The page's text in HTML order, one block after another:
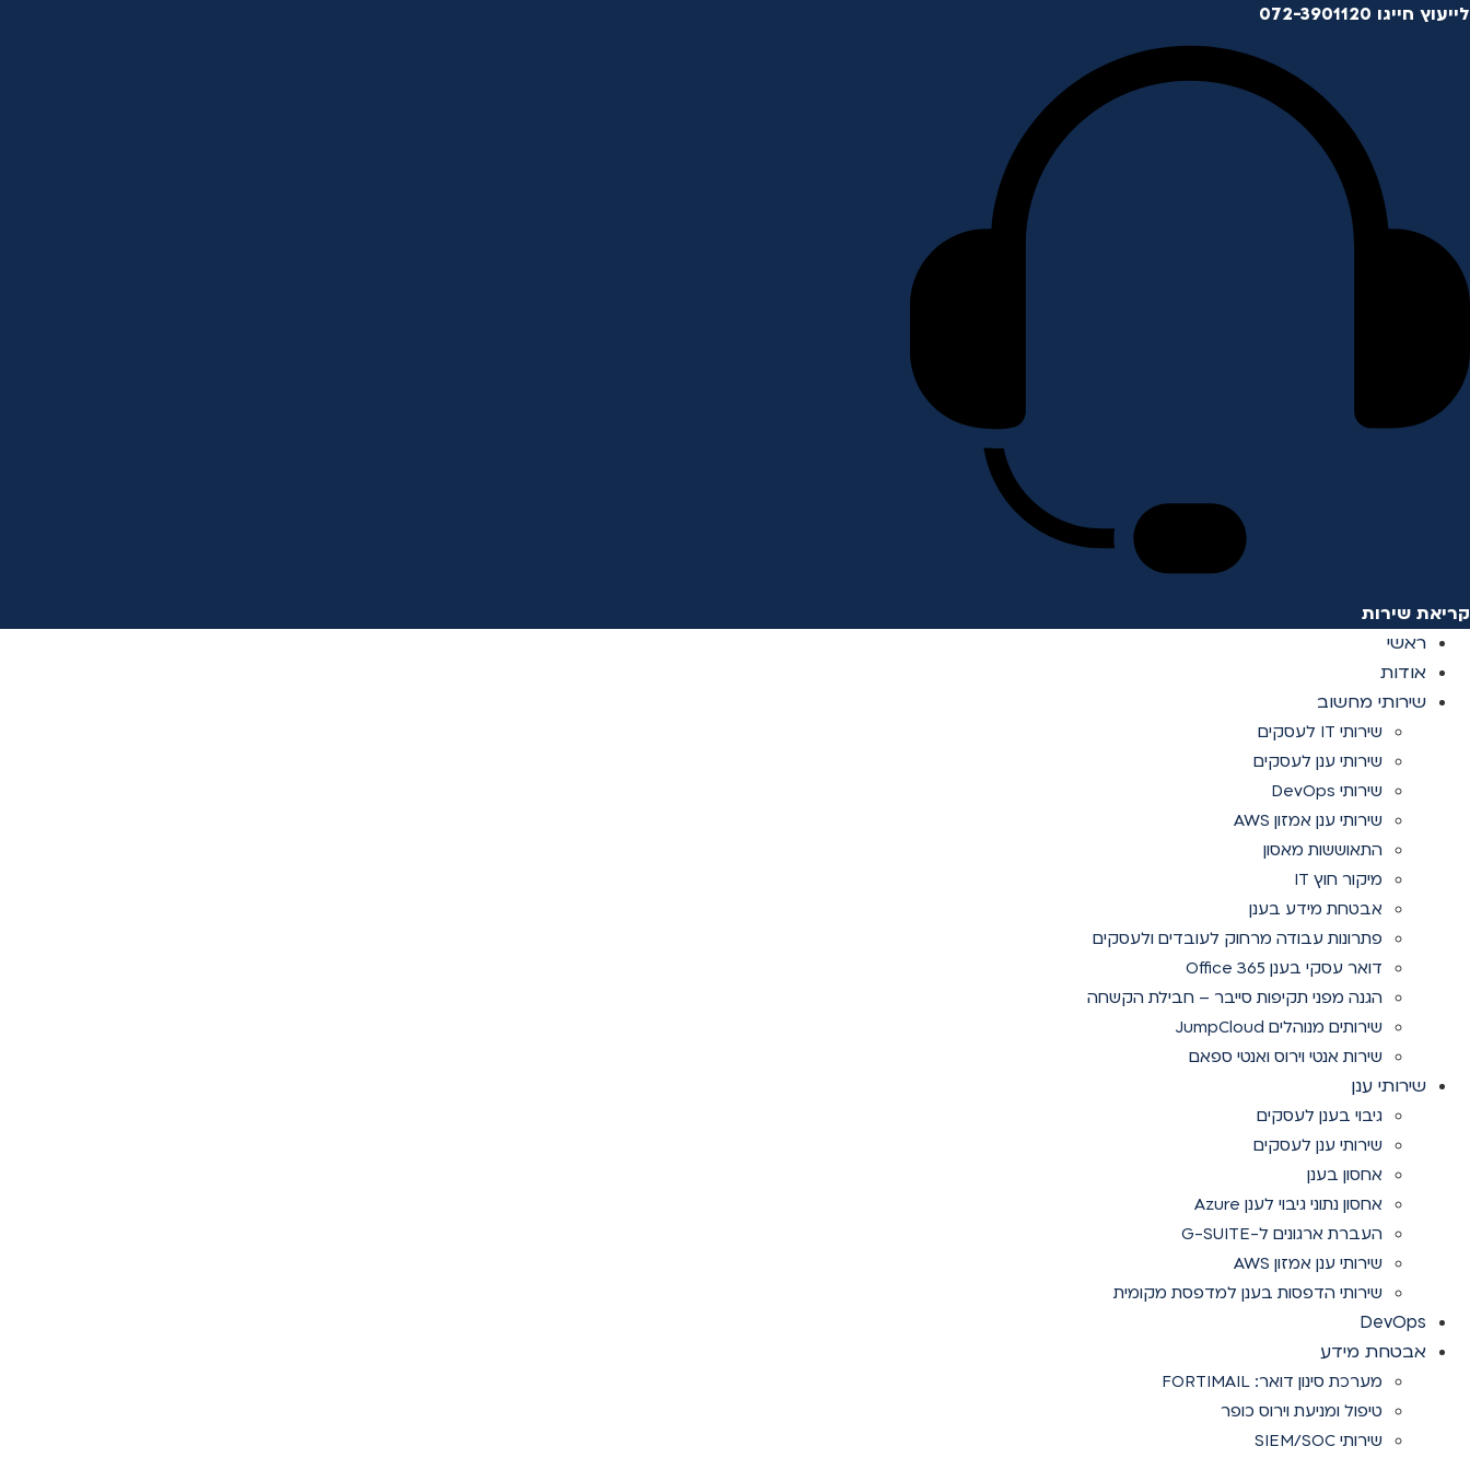
לייעוץ חייגו 072-3901120
קריאת שירות
ראשי
אודות
שירותי מחשוב
שירותי IT לעסקים
שירותי ענן לעסקים
שירותי DevOps
שירותי ענן אמזון AWS
התאוששות מאסון
מיקור חוץ IT
אבטחת מידע בענן
פתרונות עבודה מרחוק לעובדים ולעסקים
דואר עסקי בענן Office 365
הגנה מפני תקיפות סייבר – חבילת הקשחה
שירותים מנוהלים JumpCloud
שירות אנטי וירוס ואנטי ספאם
שירותי ענן
גיבוי בענן לעסקים
שירותי ענן לעסקים
אחסון בענן
אחסון נתוני גיבוי לענן Azure
העברת ארגונים ל-G-SUITE
שירותי ענן אמזון AWS
שירותי הדפסות בענן למדפסת מקומית
DevOps
אבטחת מידע
מערכת סינון דואר: FORTIMAIL
טיפול ומניעת וירוס כופר
שירותי SIEM/SOC